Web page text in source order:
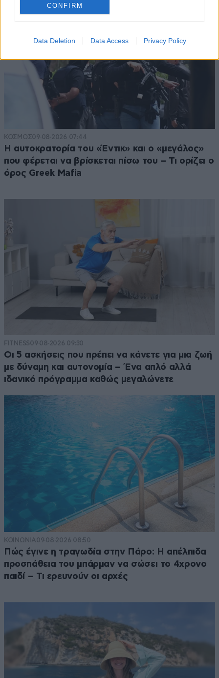
CONFIRM
Data Deletion Data Access Privacy Policy
ΚΟΣΜΟΣ09·08·2026 07:44
Η αυτοκρατορία του «Έντικ» και ο «μεγάλος»
που φέρεται να βρίσκεται πίσω του – Τι ορίζει ο
όρος Greek Mafia
FITNESS09·08·2026 09:30
Οι 5 ασκήσεις που πρέπει να κάνετε για μια ζωή
με δύναμη και αυτονομία – Ένα απλό αλλά
ιδανικό πρόγραμμα καθώς μεγαλώνετε
ΚΟΙΝΩΝΙΑ09·08·2026 08:50
Πώς έγινε η τραγωδία στην Πάρο: Η απέλπιδα
προσπάθεια του μπάρμαν να σώσει το 4χρονο
παιδί – Τι ερευνούν οι αρχές